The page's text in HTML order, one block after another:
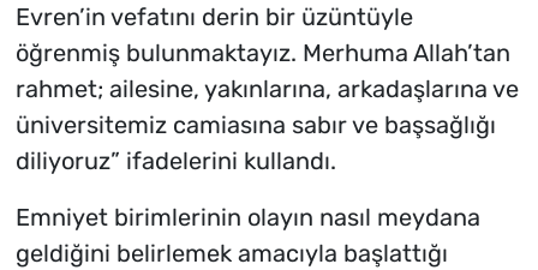
Evren’in vefatını derin bir üzüntüyle
öğrenmiş bulunmaktayız. Merhuma Allah’tan
rahmet; ailesine, yakınlarına, arkadaşlarına ve
üniversitemiz camiasına sabır ve başsağlığı
diliyoruz” ifadelerini kullandı.
Emniyet birimlerinin olayın nasıl meydana
geldiğini belirlemek amacıyla başlattığı